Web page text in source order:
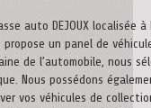
auto DEJOUX localisée
propose un panel de
de l’automobile, nous
Nous possédons
vos véhicules de